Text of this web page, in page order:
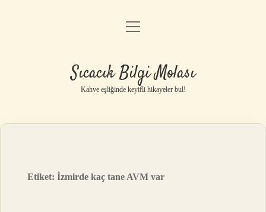
Anasayfa
Yasal Uyarı
menüyü
Sıcacık Bilgi Molası
Kahve eşliğinde keyifli hikayeler bul!
Etiket:İzmirde kaç tane AVM var